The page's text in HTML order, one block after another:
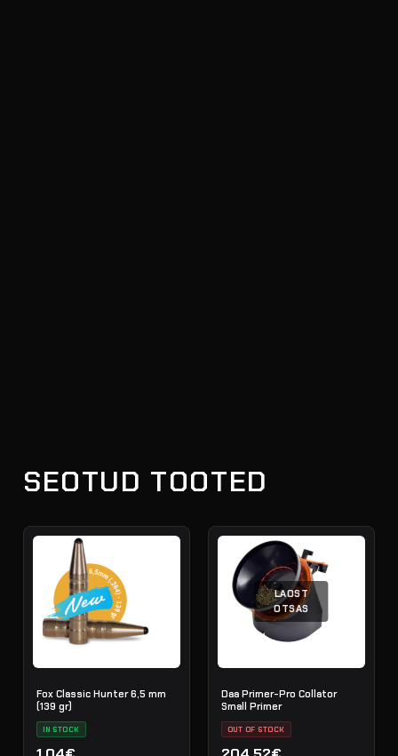
SEOTUD TOOTED
Fox Classic Hunter 6,5 mm
(139 gr)
IN STOCK
LAOST
OTSAS
Daa Primer-Pro Collator
Small Primer
OUT OF STOCK